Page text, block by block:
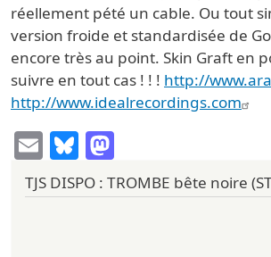
réellement pété un cable. Ou tout
version froide et standardisée de
encore très au point. Skin Graft en
suivre en tout cas ! ! ! http://
http://www.idealrecordings.com
EmailBluesky
TJS DISPO : TROMBE bête noire